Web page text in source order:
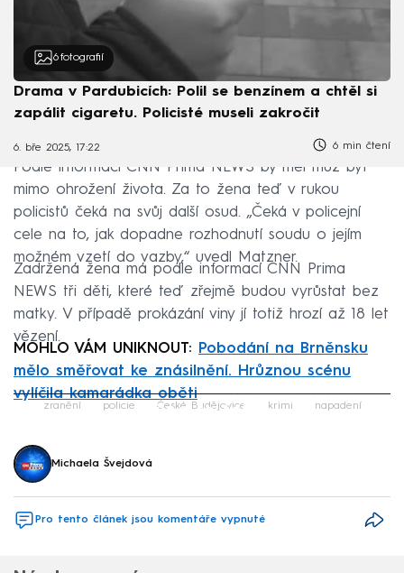
6 fotografií
Drama v Pardubicích: Polil se benzínem a chtěl si
zapálit cigaretu. Policisté museli zakročit
6. bře 2025, 17:22 6 min čtení
Podle informací CNN Prima NEWS by měl muž být
mimo ohrožení života. Za to žena teď v rukou
policistů čeká na svůj další osud. „Čeká v policejní
cele na to, jak dopadne rozhodnutí soudu o jejím
možném vzetí do vazby,“ uvedl Matzner.
Zadržená žena má podle informací CNN Prima
NEWS tři děti, které teď zřejmě budou vyrůstat bez
matky. V případě prokázání viny jí totiž hrozí až 18 let
vězení.
MOHLO VÁM UNIKNOUT: Pobodání na Brněnsku
mělo směřovat ke znásilnění. Hrůznou scénu
vylíčila kamarádka oběti
Failed to fetch
zranění policie České Budějovice krimi napadení
Michaela Švejdová
Pro tento článek jsou komentáře vypnuté